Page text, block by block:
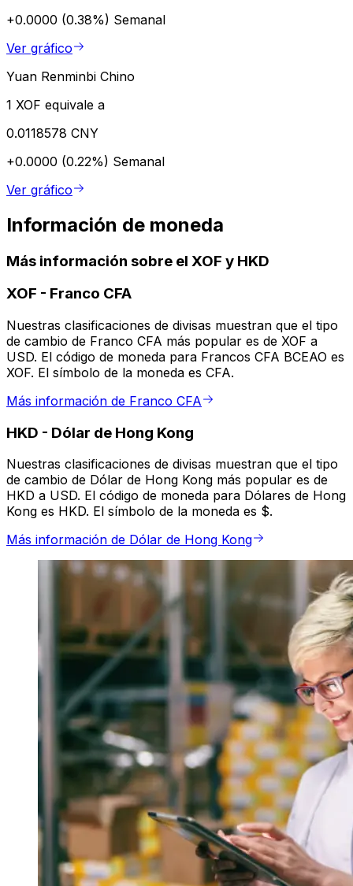
+0.0000 (0.38%) Semanal
Ver gráfico
Yuan Renminbi Chino
1 XOF equivale a
0.0118578 CNY
+0.0000 (0.22%) Semanal
Ver gráfico
Información de moneda
Más información sobre el XOF y HKD
XOF - Franco CFA
Nuestras clasificaciones de divisas muestran que el tipo
de cambio de Franco CFA más popular es de XOF a
USD. El código de moneda para Francos CFA BCEAO es
XOF. El símbolo de la moneda es CFA.
Más información de Franco CFA
HKD - Dólar de Hong Kong
Nuestras clasificaciones de divisas muestran que el tipo
de cambio de Dólar de Hong Kong más popular es de
HKD a USD. El código de moneda para Dólares de Hong
Kong es HKD. El símbolo de la moneda es $.
Más información de Dólar de Hong Kong